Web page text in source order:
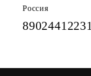
Россия
89024412231